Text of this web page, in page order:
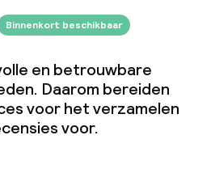
Binnenkort beschikbaar
en betrouwbare
Daarom bereiden
voor het verzamelen
voor.